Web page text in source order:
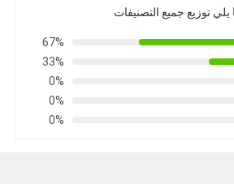
يلي توزيع جميع التصنيفات
67%
33%
0%
0%
0%